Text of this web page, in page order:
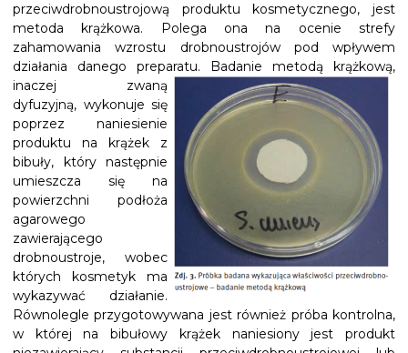
przeciwdrobnoustrojową produktu kosmetycznego, jest
metoda krążkowa. Polega ona na ocenie strefy
zahamowania wzrostu drobnoustrojów pod wpływem
działania danego preparatu.
Badanie metodą krążkową,
inaczej zwaną
dyfuzyjną, wykonuje się
poprzez naniesienie
produktu na krążek z
bibuły, który następnie
umieszcza się na
powierzchni podłoża
agarowego
zawierającego
drobnoustroje, wobec
których kosmetyk ma
wykazywać działanie.
Równolegle przygotowywana jest również próba kontrolna,
w której na bibułowy krążek naniesiony jest produkt